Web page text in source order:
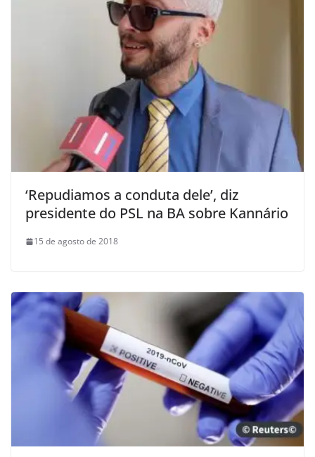
‘Repudiamos a conduta dele’, diz
presidente do PSL na BA sobre Kannário
15 de agosto de 2018